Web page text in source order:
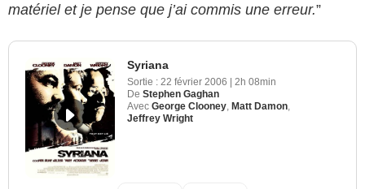
matériel et je pense que j’ai commis une erreur.”
Syriana
Sortie : 22 février 2006 | 2h 08min
De Stephen Gaghan
Avec George Clooney Matt Damon
Jeffrey Wright